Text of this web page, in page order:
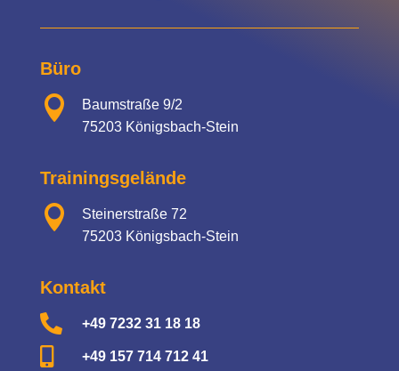
Büro

Baumstraße 9/2
75203 Königsbach-Stein
Trainingsgelände

Steinerstraße 72
75203 Königsbach-Stein
Kontakt
 +49 7232 31 18 18
+49 157 714 712 41